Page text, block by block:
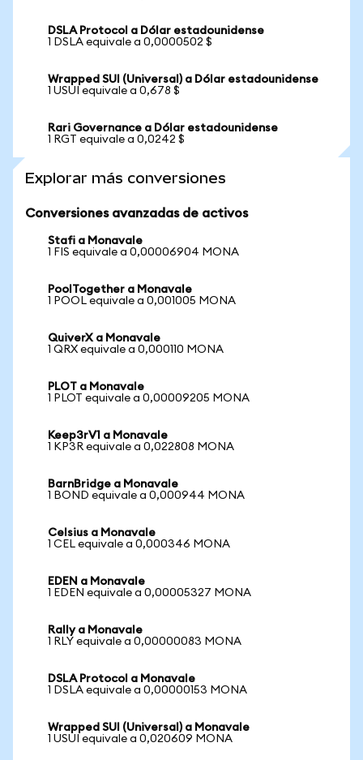
DSLA Protocol a Dólar estadounidense
1 DSLA equivale a 0,0000502 $
Wrapped SUI (Universal) a Dólar estadounidense
1 USUI equivale a 0,678 $
Rari Governance a Dólar estadounidense
1 RGT equivale a 0,0242 $
Explorar más conversiones
Conversiones avanzadas de activos
Stafi a Monavale
1 FIS equivale a 0,00006904 MONA
PoolTogether a Monavale
1 POOL equivale a 0,001005 MONA
QuiverX a Monavale
1 QRX equivale a 0,000110 MONA
PLOT a Monavale
1 PLOT equivale a 0,00009205 MONA
Keep3rV1 a Monavale
1 KP3R equivale a 0,022808 MONA
BarnBridge a Monavale
1 BOND equivale a 0,000944 MONA
Celsius a Monavale
1 CEL equivale a 0,000346 MONA
EDEN a Monavale
1 EDEN equivale a 0,00005327 MONA
Rally a Monavale
1 RLY equivale a 0,00000083 MONA
DSLA Protocol a Monavale
1 DSLA equivale a 0,00000153 MONA
Wrapped SUI (Universal) a Monavale
1 USUI equivale a 0,020609 MONA